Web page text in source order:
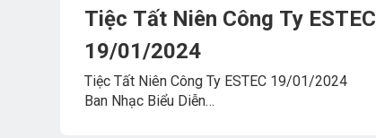
Tiệc Tất Niên Công Ty ESTEC
19/01/2024
Tiệc Tất Niên Công Ty ESTEC 19/01/2024
Ban Nhạc Biểu Diễn